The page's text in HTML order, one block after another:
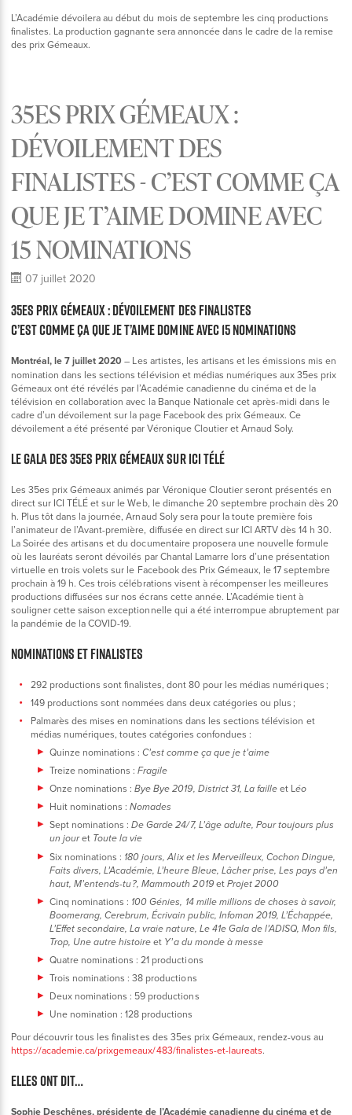
L’Académie dévoilera au début du mois de septembre les cinq productions
finalistes. La production gagnante sera annoncée dans le cadre de la remise
des prix Gémeaux.
35ES PRIX GÉMEAUX :
DÉVOILEMENT DES
FINALISTES - C’EST COMME ÇA
QUE JE T’AIME DOMINE AVEC
15 NOMINATIONS
07 juillet 2020
35es prix Gémeaux : dévoilement des finalistes
C’est comme ça que je t’aime domine avec 15 nominations
Montréal, le 7 juillet 2020 – Les artistes, les artisans et les émissions mis en
nomination dans les sections télévision et médias numériques aux 35es prix
Gémeaux ont été révélés par l’Académie canadienne du cinéma et de la
télévision en collaboration avec la Banque Nationale cet après-midi dans le
cadre d’un dévoilement sur la page Facebook des prix Gémeaux. Ce
dévoilement a été présenté par Véronique Cloutier et Arnaud Soly.
LE GALA DES 35ES PRIX GÉMEAUX SUR ICI TÉLÉ
Les 35es prix Gémeaux animés par Véronique Cloutier seront présentés en
direct sur ICI TÉLÉ et sur le Web, le dimanche 20 septembre prochain dès 20
h. Plus tôt dans la journée, Arnaud Soly sera pour la toute première fois
l’animateur de l’Avant-première, diffusée en direct sur ICI ARTV dès 14 h 30.
La Soirée des artisans et du documentaire proposera une nouvelle formule
où les lauréats seront dévoilés par Chantal Lamarre lors d’une présentation
virtuelle en trois volets sur le Facebook des Prix Gémeaux, le 17 septembre
prochain à 19 h. Ces trois célébrations visent à récompenser les meilleures
productions diffusées sur nos écrans cette année. L’Académie tient à
souligner cette saison exceptionnelle qui a été interrompue abruptement par
la pandémie de la COVID-19.
NOMINATIONS ET FINALISTES
292 productions sont finalistes, dont 80 pour les médias numériques ;
149 productions sont nommées dans deux catégories ou plus ;
Palmarès des mises en nominations dans les sections télévision et
médias numériques, toutes catégories confondues :
Quinze nominations :C’est comme ça que je t’aime
Treize nominations :Fragile
Onze nominations :Bye Bye 2019, District 31, La failleet Léo
Huit nominations :Nomades
Sept nominations :De Garde 24/7, L’âge adulte, Pour toujours plus
un jouret Toute la vie
Six nominations : 180 jours, Alix et les Merveilleux, Cochon Dingue,
Faits divers, L’Académie, L’heure Bleue, Lâcher prise, Les pays d’en
haut, M’entends-tu ?, Mammouth 2019 etProjet 2000
Cinq nominations : 100 Génies, 14 mille millions de choses à savoir,
Boomerang, Cerebrum, Écrivain public, Infoman 2019, L’Échappée,
L’Effet secondaire, La vraie nature, Le 41e Gala de l’ADISQ, Mon fils,
Trop, Une autre histoireet Y’a du monde à messe
Quatre nominations : 21 productions
Trois nominations : 38 productions
Deux nominations : 59 productions
Une nomination : 128 productions
Pour découvrir tous les finalistes des 35es prix Gémeaux, rendez-vous au
https://academie.ca/prixgemeaux/483/finalistes-et-laureats.
ELLES ONT DIT…